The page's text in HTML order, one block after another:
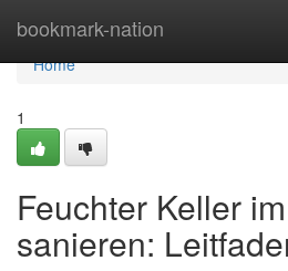
bookmark-nation
Home
Home
1
Feuchter Keller
sanieren: